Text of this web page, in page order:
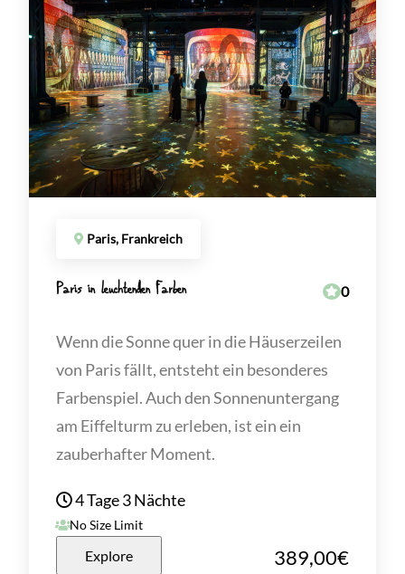
Paris, Frankreich
Paris in leuchtenden Farben 0
Wenn die Sonne quer in die Häuserzeilen
von Paris fällt, entsteht ein besonderes
Farbenspiel. Auch den Sonnenuntergang
am Eiffelturm zu erleben, ist ein ein
zauberhafter Moment.
4 Tage 3 Nächte
No Size Limit
Explore 389,00€